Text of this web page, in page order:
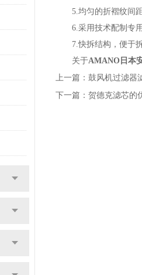
5.均匀的折褶纹间距
6.采用技术配制专用
7.快拆结构，便于拆
关于AMANO日本
上一篇： 鼓风机过滤器
下一篇： 贺德克滤芯的